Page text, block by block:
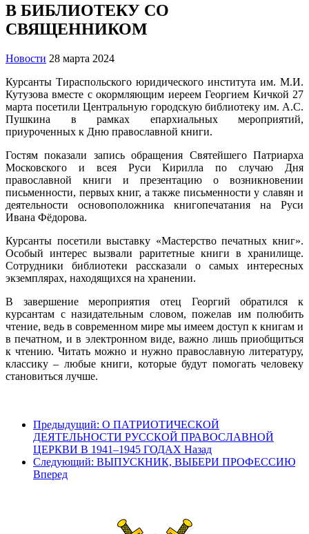
В БИБЛИОТЕКУ СО
СВЯЩЕННИКОМ
Новости 28 марта 2024
Курсанты Тираспольского юридического института им. М.И.
Кутузова вместе с окормляющим иереем Георгием Кичкой 27
марта посетили Центральную городскую библиотеку им. А.С.
Пушкина в рамках епархиальных мероприятий,
приуроченных к Дню православной книги.
Гостям показали запись обращения Святейшего Патриарха
Московского и всея Руси Кирилла по случаю Дня
православной книги и презентацию о возникновении
письменности, первых книг, а также письменности у славян и
деятельности основоположника книгопечатания на Руси
Ивана Фёдорова.
Курсанты посетили выставку «Мастерство печатных книг».
Особый интерес вызвали раритетные книги в хранилище.
Сотрудники библиотеки рассказали о самых интересных
экземплярах, находящихся на хранении.
В завершение мероприятия отец Георгий обратился к
курсантам с назидательным словом, пожелав им полюбить
чтение, ведь в современном мире мы имеем доступ к книгам и
в печатном, и в электронном виде, важно лишь приобщиться
к чтению. Читать можно и нужно православную литературу,
классику – любые книги, которые будут помогать человеку
становиться лучше.
Предыдущий: О ПАТРИОТИЧЕСКОЙ
ДЕЯТЕЛЬНОСТИ РУССКОЙ ПРАВОСЛАВНОЙ
ЦЕРКВИ В 1941–1945 ГОДАХ Назад
Следующий: ВЫПУСКНИК, ВЫБЕРИ ПРОФЕССИЮ
Вперед